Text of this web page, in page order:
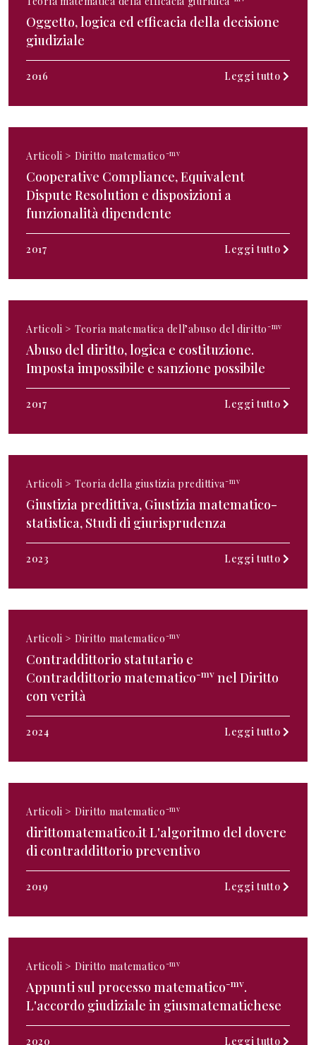
Oggetto, logica ed efficacia della decisione
giudiziale
2016 Leggi tutto
Articoli > Diritto matematico-mv
Cooperative Compliance, Equivalent
Dispute Resolution e disposizioni a
funzionalità dipendente
2017 Leggi tutto
Articoli > Teoria matematica dell’abuso del diritto-mv
Abuso del diritto, logica e costituzione.
Imposta impossibile e sanzione possibile
2017 Leggi tutto
Articoli > Teoria della giustizia predittiva-mv
Giustizia predittiva, Giustizia matematico-
statistica, Studi di giurisprudenza
2023 Leggi tutto
Articoli > Diritto matematico-mv
Contraddittorio statutario e
Contraddittorio matematico-mv nel Diritto
con verità
2024 Leggi tutto
Articoli > Diritto matematico-mv
dirittomatematico.it L'algoritmo del dovere
di contraddittorio preventivo
2019 Leggi tutto
Articoli > Diritto matematico-mv
Appunti sul processo matematico-mv.
L'accordo giudiziale in giusmatematichese
2020 Leggi tutto